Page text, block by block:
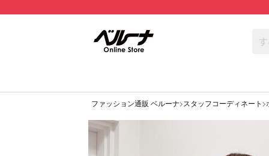
ファッション通販 ベルーナ スタッフコーディネート